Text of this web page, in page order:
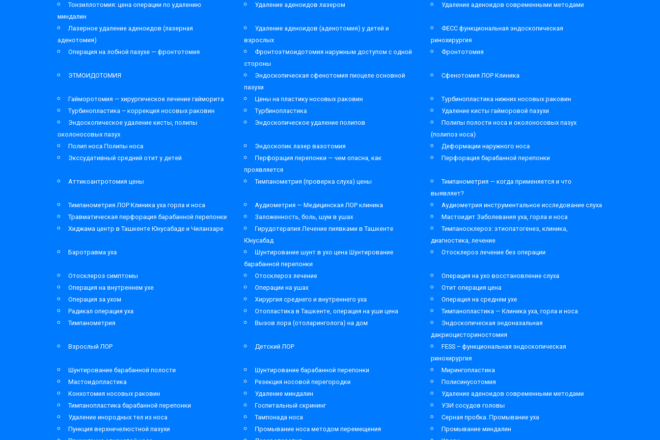
Тонзиллотомия: цена операции по удалению
миндалин
Удаление аденоидов лазером Удаление аденоидов современными методами
Лазерное удаление аденоидов (лазерная
аденотомия)
Удаление аденоидов (аденотомия) у детей и
взрослых
ФЕСС функциональная эндоскопическая
ринохирургия
Операция на лобной пазухе — фронтотомия
Фронтоэтмоидотомия наружным доступом с одной
стороны
Фронтотомия
ЭТМОИДОТОМИЯ
Эндоскопическая сфенотомия пиоцеле основной
пазухи
Сфенотомия ЛОР Клиника
Гайморотомия — хирургическое лечение гайморита Цены на пластику носовых раковин
Турбинопластика нижних носовых раковин
Турбинопластика – коррекция носовых раковин
Турбинопластика
Удаление кисты гайморовой пазухи
Эндоскопическое удаление кисты, полипы
околоносовых пазух
Эндоскопическое удаление полипов
Полипы полости носа и околоносовых пазух
(полипоз носа)
Полип носа Полипы носа
Эндоскопик лазер вазотомия
Деформации наружного носа
Экссудативный средний отит у детей
Перфорация перепонки — чем опасна, как
проявляется
Перфорация барабанной перепонки
Аттикоантротомия цены Тимпанометрия (проверка слуха) цены
Тимпанометрия — когда применяется и что
выявляет?
Тимпанометрия ЛОР Клиника уха горла и носа
Аудиометрия — Медицинская ЛОР клиника
Аудиометрия инструментальное исследование слуха
Травматическая перфорация барабанной перепонки
Заложенность, боль, шум в ушах
Мастоидит Заболевания уха, горла и носа
Хиджама центр в Ташкенте Юнусабаде и Чиланзаре
Гирудотерапия Лечение пиявками в Ташкенте
Юнусабад
Тимпаносклероз: этиопатогенез, клиника,
диагностика, лечение
Баротравма уха
Шунтирование шунт в ухо цена Шунтирование
барабанной перепонки
Отосклероз лечение без операции
Отосклероз симптомы Отосклероз лечение
Операция на ухо восстановление слуха
Операция на внутреннем ухе
Операции на ушах
Отит операция цена
Операция за ухом
Хирургия среднего и внутреннего уха
Операция на среднем ухе
Радикал операция уха
Отопластика в Ташкенте, операция на уши цена
Тимпанопластика — Клиника уха, горла и носа
Тимпанометрия
Вызов лора (отоларинголога) на дом
Эндоскопическая эндоназальная
дакриоцисториностомия
Взрослый ЛОР
Детский ЛОР
FESS – функциональная эндоскопическая
ринохирургия
Шунтирование барабанной полости
Шунтирование барабанной перепонки
Мирингопластика
Мастоидопластика
Резекция носовой перегородки
Полисинусотомия
Конхотомия носовых раковин
Удаление миндалин
Удаление аденоидов современными методами
Тимпанопластика барабанной перепонки
Госпитальный скрининг
УЗИ сосудов головы
Удаление инородных тел из носа
Тампонада носа
Серная пробка. Промывание уха
Пункция верхнечелюстной пазухи
Промывание носа методом перемещения
Промывание миндалин